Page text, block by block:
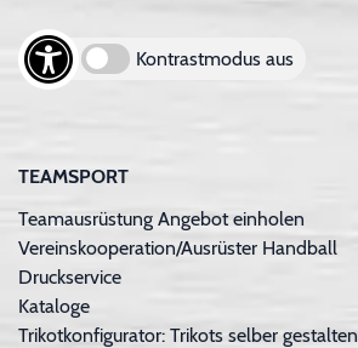
Kontrastmodus aus
TEAMSPORT
Teamausrüstung Angebot einholen
Vereinskooperation/Ausrüster Handball
Druckservice
Kataloge
Trikotkonfigurator: Trikots selber gestalten